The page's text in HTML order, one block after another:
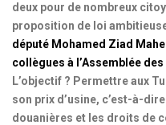
deux pour de nombreux
proposition de loi
député Mohamed Ziad
collègues à l’Assemblée
L’objectif ? Permettre aux
son prix d’usine, c’est-à-
douanières et les droits de